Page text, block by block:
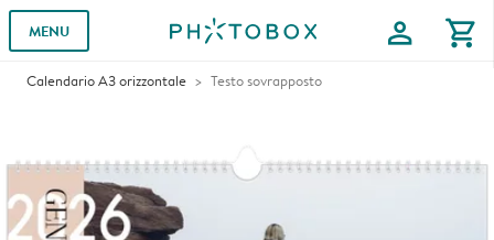
MENU profile shopping_cart
Calendario A3 orizzontale Testo sovrapposto